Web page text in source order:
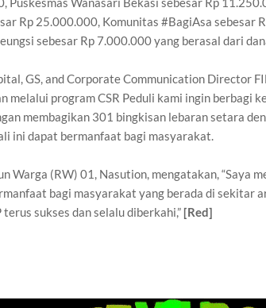
Rp 25.000.000, Komunitas #BagiAsa sebesar
sebesar Rp 7.000.000 yang berasal dari
GS, and Corporate Communication Director
melalui program CSR Peduli kami ingin berbagi
membagikan 301 bingkisan lebaran setara
ini dapat bermanfaat bagi masyarakat.
Warga (RW) 01, Nasution, mengatakan, “Saya
bagi masyarakat yang berada di sekitar
terus sukses dan selalu diberkahi,” [Red]